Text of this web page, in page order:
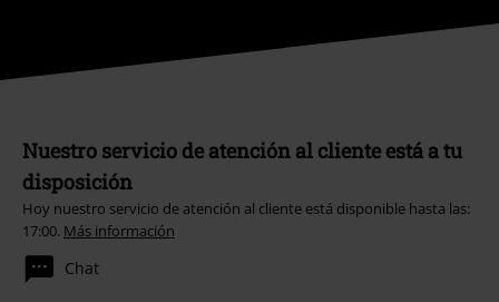
Nuestro servicio de atención al cliente está a tu
disposición
Hoy nuestro servicio de atención al cliente está disponible hasta las:
17:00. Más información
Chat